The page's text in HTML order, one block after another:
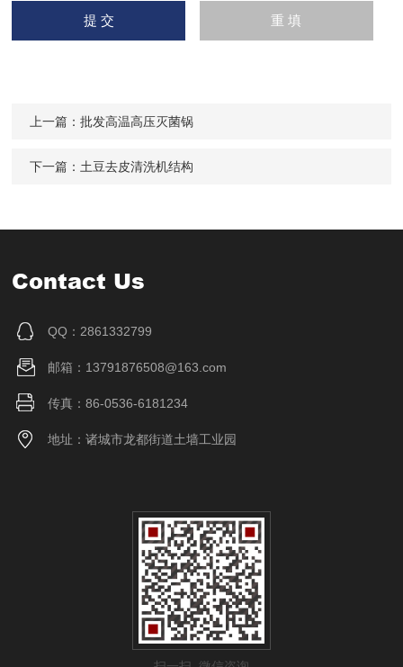
上一篇：批发高温高压灭菌锅
下一篇： 土豆去皮清洗机结构
Contact Us
QQ：2861332799
邮箱：13791876508@163.com
传真：86-0536-6181234
地址：诸城市龙都街道土墙工业园